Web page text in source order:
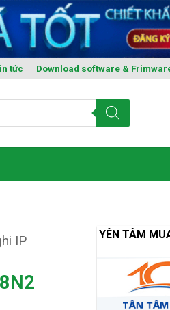
tức Download software &
IP YÊN TÂM